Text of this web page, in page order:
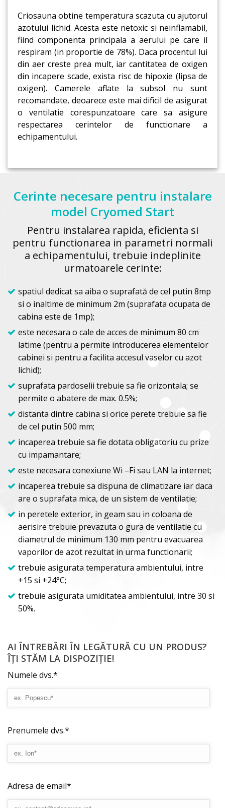
Criosauna obtine temperatura scazuta cu ajutorul
azotului lichid. Acesta este netoxic si neinflamabil,
fiind componenta principala a aerului pe care il
respiram (in proportie de 78%). Daca procentul lui
din aer creste prea mult, iar cantitatea de oxigen
din incapere scade, exista risc de hipoxie (lipsa de
oxigen). Camerele aflate la subsol nu sunt
recomandate, deoarece este mai dificil de asigurat
o ventilatie corespunzatoare care sa asigure
respectarea cerintelor de functionare a
echipamentului.
Cerinte necesare pentru instalare
model Cryomed Start
Pentru instalarea rapida, eficienta si
pentru functionarea in parametri normali
a echipamentului, trebuie indeplinite
urmatoarele cerinte:
spatiul dedicat sa aiba o suprafată de cel putin 8mp
si o inaltime de minimum 2m (suprafata ocupata de
cabina este de 1mp);
este necesara o cale de acces de minimum 80 cm
latime (pentru a permite introducerea elementelor
cabinei si pentru a facilita accesul vaselor cu azot
lichid);
suprafata pardoselii trebuie sa fie orizontala; se
permite o abatere de max. 0.5%;
distanta dintre cabina si orice perete trebuie sa fie
de cel putin 500 mm;
incaperea trebuie sa fie dotata obligatoriu cu prize
cu impamantare;
este necesara conexiune Wi –Fi sau LAN la internet;
incaperea trebuie sa dispuna de climatizare iar daca
are o suprafata mica, de un sistem de ventilatie;
in peretele exterior, in geam sau in coloana de
aerisire trebuie prevazuta o gura de ventilatie cu
diametrul de minimum 130 mm pentru evacuarea
vaporilor de azot rezultat in urma functionarii;
trebuie asigurata temperatura ambientului, intre
+15 si +24°С;
trebuie asigurata umiditatea ambientului, intre 30 si
50%.
AI ÎNTREBĂRI ÎN LEGĂTURĂ CU UN PRODUS?
ÎȚI STĂM LA DISPOZIȚIE!
Numele dvs.*
Prenumele dvs.*
Adresa de email*